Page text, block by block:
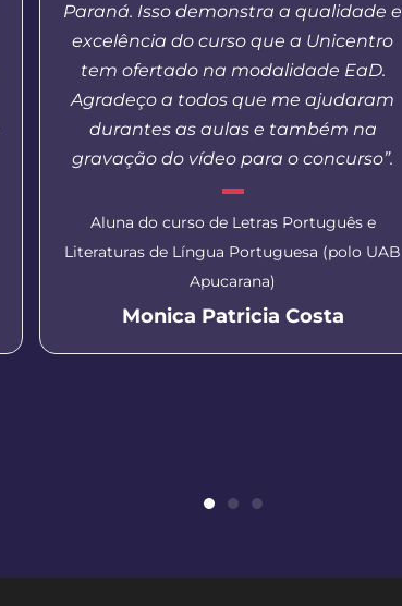
Paraná. Isso demonstra a qualidade e
excelência do curso que a Unicentro
tem ofertado na modalidade EaD.
Agradeço a todos que me ajudaram
durantes as aulas e também na
gravação do vídeo para o concurso”.
Aluna do curso de Letras Português e
Literaturas de Língua Portuguesa (polo UAB
Apucarana)
Monica Patricia Costa